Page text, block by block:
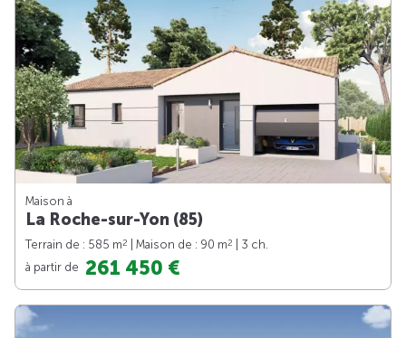
Maison à
La Roche-sur-Yon (85)
Terrain de : 585 m2 | Maison de : 90 m2
| 3 ch.
à partir de 261 450 €